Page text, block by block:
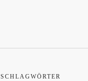
SCHLAGWÖRTER